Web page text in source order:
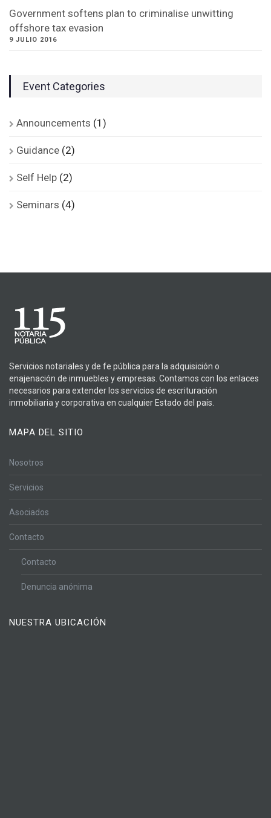
Government softens plan to criminalise unwitting
offshore tax evasion
9 JULIO 2016
Event Categories
Announcements (1)
Guidance (2)
Self Help (2)
Seminars (4)
Servicios notariales y de fe pública para la adquisición o
enajenación de inmuebles y empresas. Contamos con los enlaces
necesarios para extender los servicios de escrituración
inmobiliaria y corporativa en cualquier Estado del país.
MAPA DEL SITIO
Nosotros
Servicios
Asociados
Contacto
Contacto
Denuncia anónima
NUESTRA UBICACIÓN